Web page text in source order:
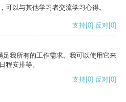
可以与其他学习者交流学习心得。
支持[0] 反对[0]
我所有的工作需求。我可以使用它来
程安排等。
支持[0] 反对[0]